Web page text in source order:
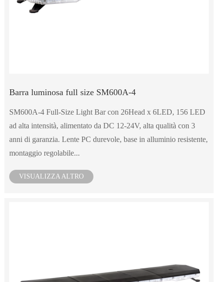
Barra luminosa full size SM600A-4
SM600A-4 Full-Size Light Bar con 26Head x 6LED, 156 LED
ad alta intensità, alimentato da DC 12-24V, alta qualità con 3
anni di garanzia. Lente PC durevole, base in alluminio resistente,
montaggio regolabile...
VISUALIZZA ALTRO